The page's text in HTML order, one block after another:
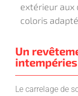
extérieur
coloris
Un
intempéries
Le carrelage de